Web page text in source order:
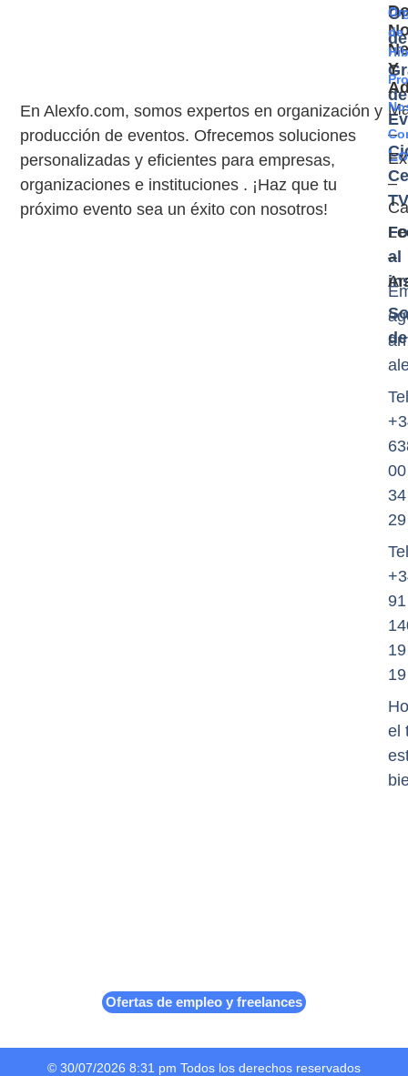
En Alexfo.com, somos expertos en organización y
producción de eventos. Ofrecemos soluciones
personalizadas y eficientes para empresas,
organizaciones e instituciones . ¡Haz que tu
próximo evento sea un éxito con nosotros!
de
TV
al
de
Y
–
–
–
00
34
29
91
19
19
el
Ofertas de empleo y freelances
© 30/07/2026 8:31 pm Todos los derechos reservados